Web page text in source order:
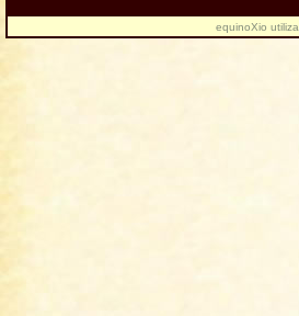
equinoXio utiliza